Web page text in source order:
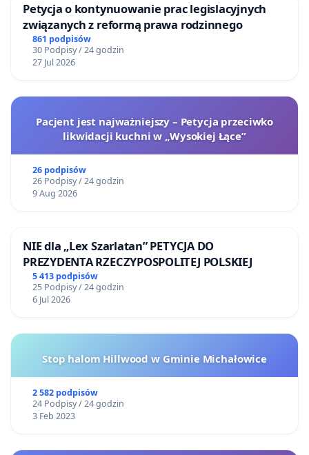
Petycja o kontynuowanie prac legislacyjnych
związanych z reformą prawa rodzinnego
861 podpisów
30 Podpisy / 24 godzin
27 Jul 2026
Pacjent jest najważniejszy – Petycja przeciwko
likwidacji kuchni w „Wysokiej Łące”
26 podpisów
26 Podpisy / 24 godzin
9 Aug 2026
NIE dla „Lex Szarlatan” PETYCJA DO
PREZYDENTA RZECZYPOSPOLITEJ POLSKIEJ
5 413 podpisów
25 Podpisy / 24 godzin
6 Jul 2026
Stop halom Hillwood w Gminie Michałowice
2 582 podpisów
24 Podpisy / 24 godzin
3 Feb 2023